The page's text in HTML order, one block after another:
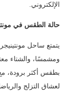
الإلكتروني.
حالة الطقس في
يتمتع ساحل
ومشمسًا، والشتاء
بطقس أكثر برودة، مع
لعشاق التزلج